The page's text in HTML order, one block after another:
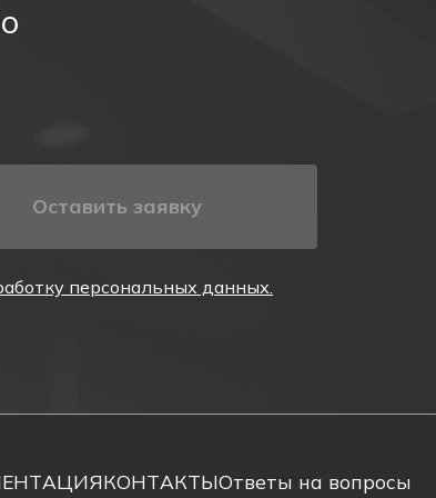
светом в чрезвычайных ситуациях.
Оставить заявку
персональных данных.
КОНТАКТЫОтветы на вопросы